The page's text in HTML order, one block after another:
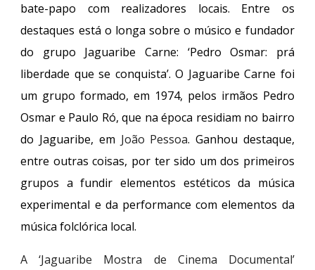
bate-papo com realizadores locais.
Entre os
destaques está o longa sobre o músico e fundador
do grupo Jaguaribe Carne: ‘Pedro Osmar: prá
liberdade que se conquista’. O Jaguaribe Carne foi
um grupo formado, em 1974, pelos irmãos Pedro
Osmar e Paulo Ró, que na época residiam no bairro
do Jaguaribe, em João Pessoa. Ganhou destaque,
entre outras coisas, por ter sido um dos primeiros
grupos a fundir elementos estéticos da música
experimental e da performance com elementos da
música folclórica local.
A ‘Jaguaribe Mostra de Cinema Documental’